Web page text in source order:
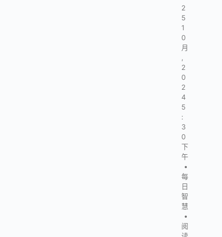
2
5
1
0
月
,
2
0
2
4
5
:
3
0
下
午
•
每
日
智
慧
•
阅